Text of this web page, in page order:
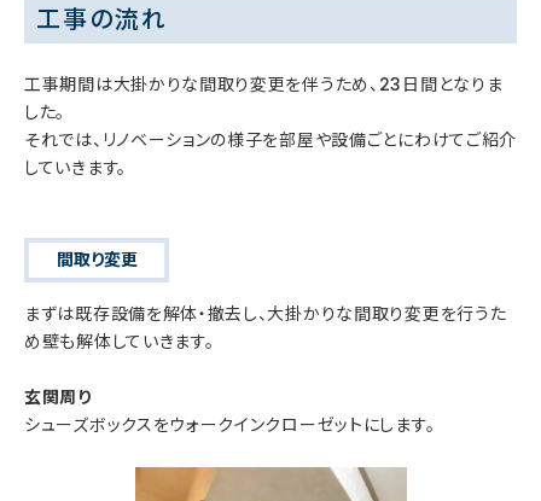
工事の流れ
工事期間は大掛かりな間取り変更を伴うため、23日間となりま
した。
それでは、リノベーションの様子を部屋や設備ごとにわけてご紹介
していきます。
間取り変更
まずは既存設備を解体・撤去し、大掛かりな間取り変更を行うた
め壁も解体していきます。
玄関周り
シューズボックスをウォークインクローゼットにします。